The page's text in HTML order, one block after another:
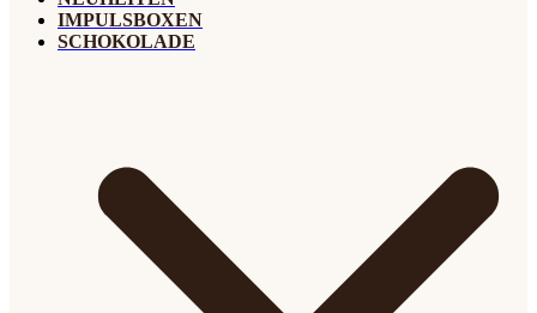
IMPULSBOXEN
SCHOKOLADE